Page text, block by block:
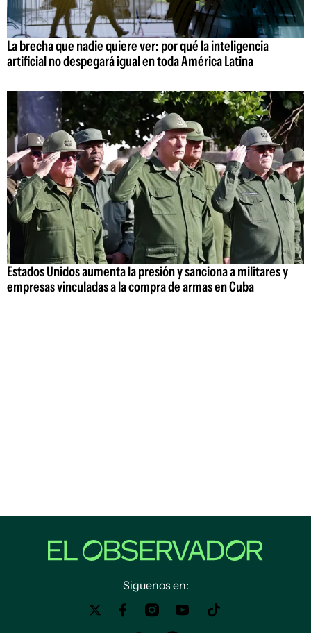
La brecha que nadie quiere ver: por qué la inteligencia
artificial no despegará igual en toda América Latina
Estados Unidos aumenta la presión y sanciona a militares y
empresas vinculadas a la compra de armas en Cuba
Siguenos en: